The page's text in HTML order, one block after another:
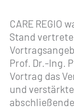
CARE REGIO
Stand
Prof. Dr.-Ing.
Vortrag das
und